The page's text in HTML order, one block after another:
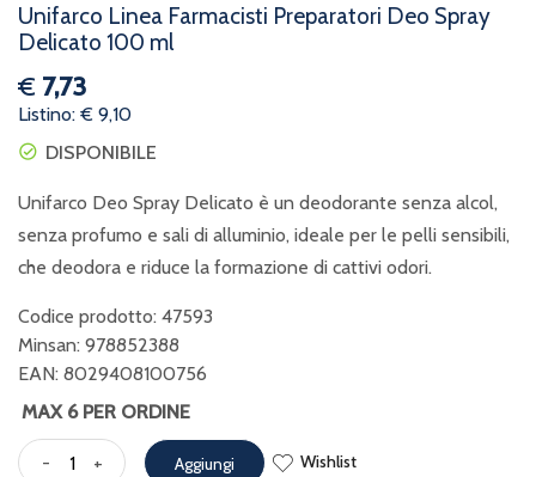
Unifarco Linea Farmacisti Preparatori Deo Spray
Delicato 100 ml
€ 7,73
Listino: € 9,10
DISPONIBILE
Unifarco Deo Spray Delicato è un deodorante senza alcol,
senza profumo e sali di alluminio, ideale per le pelli sensibili,
che deodora e riduce la formazione di cattivi odori.
Codice prodotto: 47593
Minsan: 978852388
EAN: 8029408100756
MAX 6 PER ORDINE
- + Aggiungi Wishlist